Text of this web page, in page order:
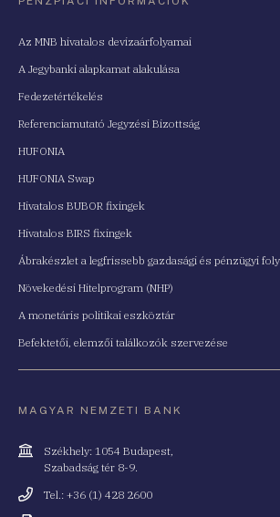
Az MNB hivatalos devizaárfolyamai
A Jegybanki alapkamat alakulása
Fedezetértékelés
Referenciamutató Jegyzési Bizottság
HUFONIA
HUFONIA Swap
Hivatalos BUBOR fixingek
Hivatalos BIRS fixingek
Ábrakészlet a legfrissebb gazdasági és pénzügyi
Növekedési Hitelprogram (NHP)
A monetáris politikai eszköztár
Befektetői, elemzői találkozók szervezése
MAGYAR NEMZETI BANK
Cím
Székhely: 1054 Budapest,
Szabadság tér 8-9.
Telefonszám
Tel.: +36 (1) 428 2600